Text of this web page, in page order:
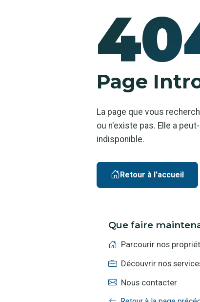
Page
La page que vous
ou n'existe pas. Elle a
indisponible.
Retour à l'accueil
Que faire
Parcourir nos
Découvrir nos
Nous contacter